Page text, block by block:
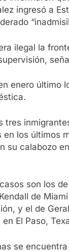
ingresó a
ilegal la
enero último
tres
en los últimos
su calabozo
son los
de
y el de
El Paso,
se